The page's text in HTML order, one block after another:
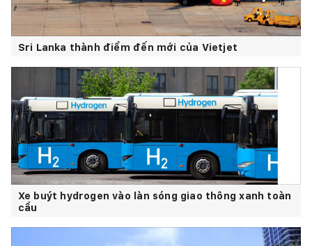
Sri Lanka thành điểm đến mới của Vietjet
Xe buýt hydrogen vào làn sóng giao thông xanh toàn
cầu